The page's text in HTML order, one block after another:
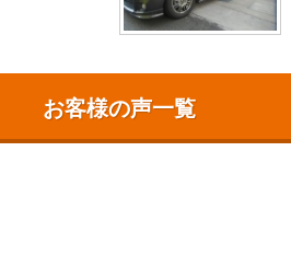
お客様の声一覧